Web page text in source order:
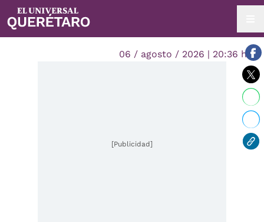
06 / agosto / 2026 | 20:36 hrs.
[Publicidad]